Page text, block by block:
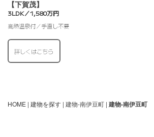
【下賀茂】
3LDK／1,580万円
高熱温泉付／手直し不要
詳しくはこちら
HOME | 建物を探す | 建物-南伊豆町 | 建物-南伊豆町